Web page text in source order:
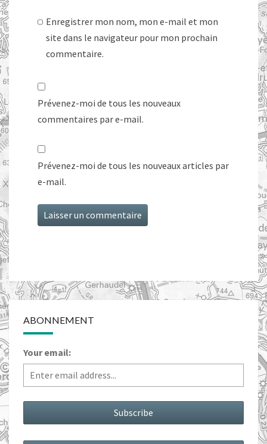
Enregistrer mon nom, mon e-mail et mon
site dans le navigateur pour mon prochain
commentaire.
Prévenez-moi de tous les nouveaux
commentaires par e-mail.
Prévenez-moi de tous les nouveaux articles par
e-mail.
ABONNEMENT
Your email: